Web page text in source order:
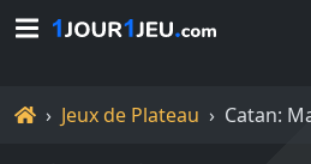
Accueil
Jeux de Plateau Catan: